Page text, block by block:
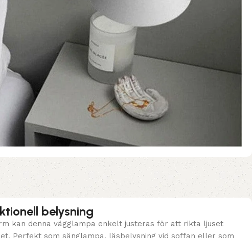
belysning
kan denna vägglampa enkelt justeras för att rikta ljuset
Perfekt som sänglampa, läsbelysning vid soffan eller som